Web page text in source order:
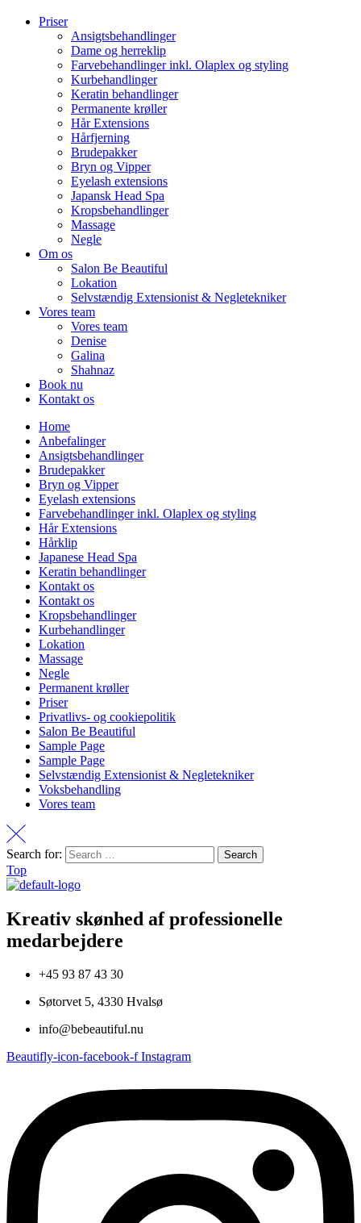
Priser
Ansigtsbehandlinger
Dame og herreklip
Farvebehandlinger inkl. Olaplex og styling
Kurbehandlinger
Keratin behandlinger
Permanente krøller
Hår Extensions
Hårfjerning
Brudepakker
Bryn og Vipper
Eyelash extensions
Japansk Head Spa
Kropsbehandlinger
Massage
Negle
Om os
Salon Be Beautiful
Lokation
Selvstændig Extensionist & Negletekniker
Vores team
Vores team
Denise
Galina
Shahnaz
Book nu
Kontakt os
Home
Anbefalinger
Ansigtsbehandlinger
Brudepakker
Bryn og Vipper
Eyelash extensions
Farvebehandlinger inkl. Olaplex og styling
Hår Extensions
Hårklip
Japanese Head Spa
Keratin behandlinger
Kontakt os
Kontakt os
Kropsbehandlinger
Kurbehandlinger
Lokation
Massage
Negle
Permanent krøller
Priser
Privatlivs- og cookiepolitik
Salon Be Beautiful
Sample Page
Sample Page
Selvstændig Extensionist & Negletekniker
Voksbehandling
Vores team
Search for:
Top
Kreativ skønhed af professionelle
medarbejdere
+45 93 87 43 30
Søtorvet 5, 4330 Hvalsø
info@bebeautiful.nu
Beautifly-icon-facebook-f Instagram